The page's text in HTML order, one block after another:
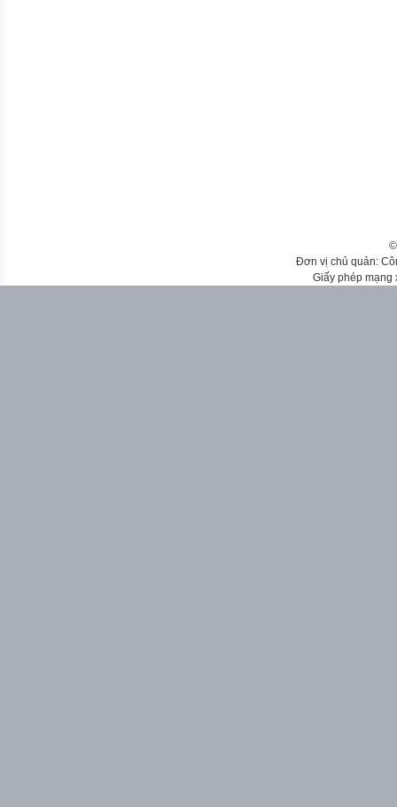
Đơn vị chủ quản:
Giấy phép mạng